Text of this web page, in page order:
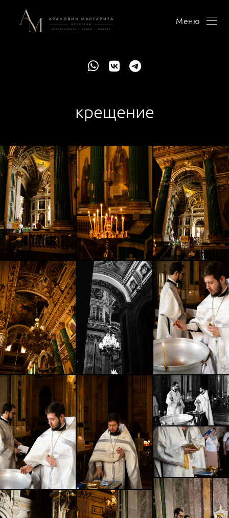
Меню
крещение